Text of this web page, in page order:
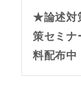
★論述対
策セミ
料配布中